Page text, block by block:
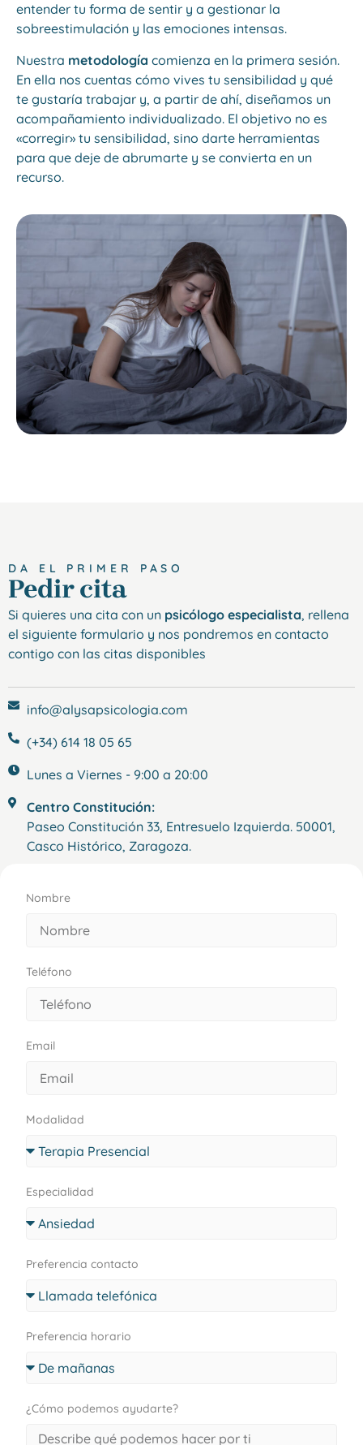
entender tu forma de sentir y a gestionar la
sobreestimulación y las emociones intensas.
Nuestra metodología comienza en la primera sesión.
En ella nos cuentas cómo vives tu sensibilidad y qué
te gustaría trabajar y, a partir de ahí, diseñamos un
acompañamiento individualizado. El objetivo no es
«corregir» tu sensibilidad, sino darte herramientas
para que deje de abrumarte y se convierta en un
recurso.
DA EL PRIMER PASO
Pedir cita
Si quieres una cita con un psicólogo especialista, rellena
el siguiente formulario y nos pondremos en contacto
contigo con las citas disponibles
info@alysapsicologia.com
(+34) 614 18 05 65
Lunes a Viernes - 9:00 a 20:00
Centro Constitución:
Paseo Constitución 33, Entresuelo Izquierda. 50001,
Casco Histórico, Zaragoza.
Nombre
Teléfono
Email
Modalidad
Especialidad
Preferencia contacto
Preferencia horario
¿Cómo podemos ayudarte?